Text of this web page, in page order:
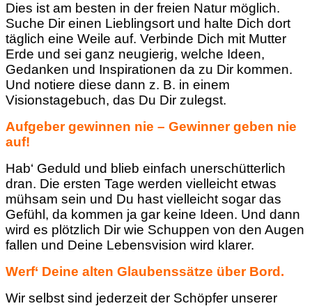
Dies ist am besten in der freien Natur möglich.
Suche Dir einen Lieblingsort und halte Dich dort
täglich eine Weile auf. Verbinde Dich mit Mutter
Erde und sei ganz neugierig, welche Ideen,
Gedanken und Inspirationen da zu Dir kommen.
Und notiere diese dann z. B. in einem
Visionstagebuch, das Du Dir zulegst.
Aufgeber gewinnen nie – Gewinner geben nie
auf!
Hab‘ Geduld und blieb einfach unerschütterlich
dran. Die ersten Tage werden vielleicht etwas
mühsam sein und Du hast vielleicht sogar das
Gefühl, da kommen ja gar keine Ideen. Und dann
wird es plötzlich Dir wie Schuppen von den Augen
fallen und Deine Lebensvision wird klarer.
Werf‘ Deine alten Glaubenssätze über Bord.
Wir selbst sind jederzeit der Schöpfer unserer